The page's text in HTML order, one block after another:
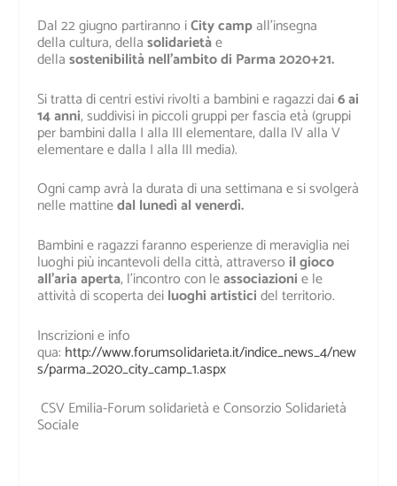
Dal 22 giugno partiranno iCity campall’insegna
della cultura, dellasolidarietàe
dellasostenibilitànell’ambito di Parma 2020+21.
Si tratta di centri estivi rivolti a bambini e ragazzi dai6 ai
14 anni, suddivisi in piccoli gruppi per fascia età (gruppi
per bambini dalla I alla III elementare, dalla IV alla V
elementare e dalla I alla III media).
Ogni camp avrà la durata di una settimana e si svolgerà
nelle mattinedal lunedì al venerdì.
Bambini e ragazzi faranno esperienze di meraviglia nei
luoghi più incantevoli della città, attraverso il gioco
all’aria aperta, l’incontro con leassociazionie le
attività di scoperta deiluoghi artisticidel territorio.
Inscrizioni e info
qua: http://www.forumsolidarieta.it/indice_news_4/new
s/parma_2020_city_camp_1.aspx
CSV Emilia-Forum solidarietà e Consorzio Solidarietà
Sociale